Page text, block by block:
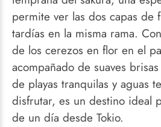
permite ver las dos capas de
tardías en la misma rama.
de los cerezos en flor en el
acompañado de suaves
de playas tranquilas y aguas
disfrutar, es un destino ideal
de un día desde Tokio.